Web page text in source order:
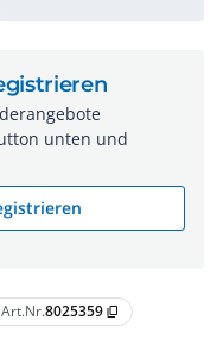
8025359 content_copy
unten und